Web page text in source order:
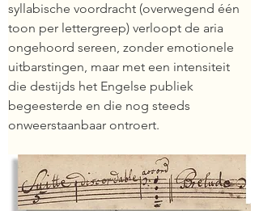
syllabische voordracht (overwegend één
toon per lettergreep) verloopt de aria
ongehoord sereen, zonder emotionele
uitbarstingen, maar met een intensiteit
die destijds het Engelse publiek
begeesterde en die nog steeds
onweerstaanbaar ontroert.